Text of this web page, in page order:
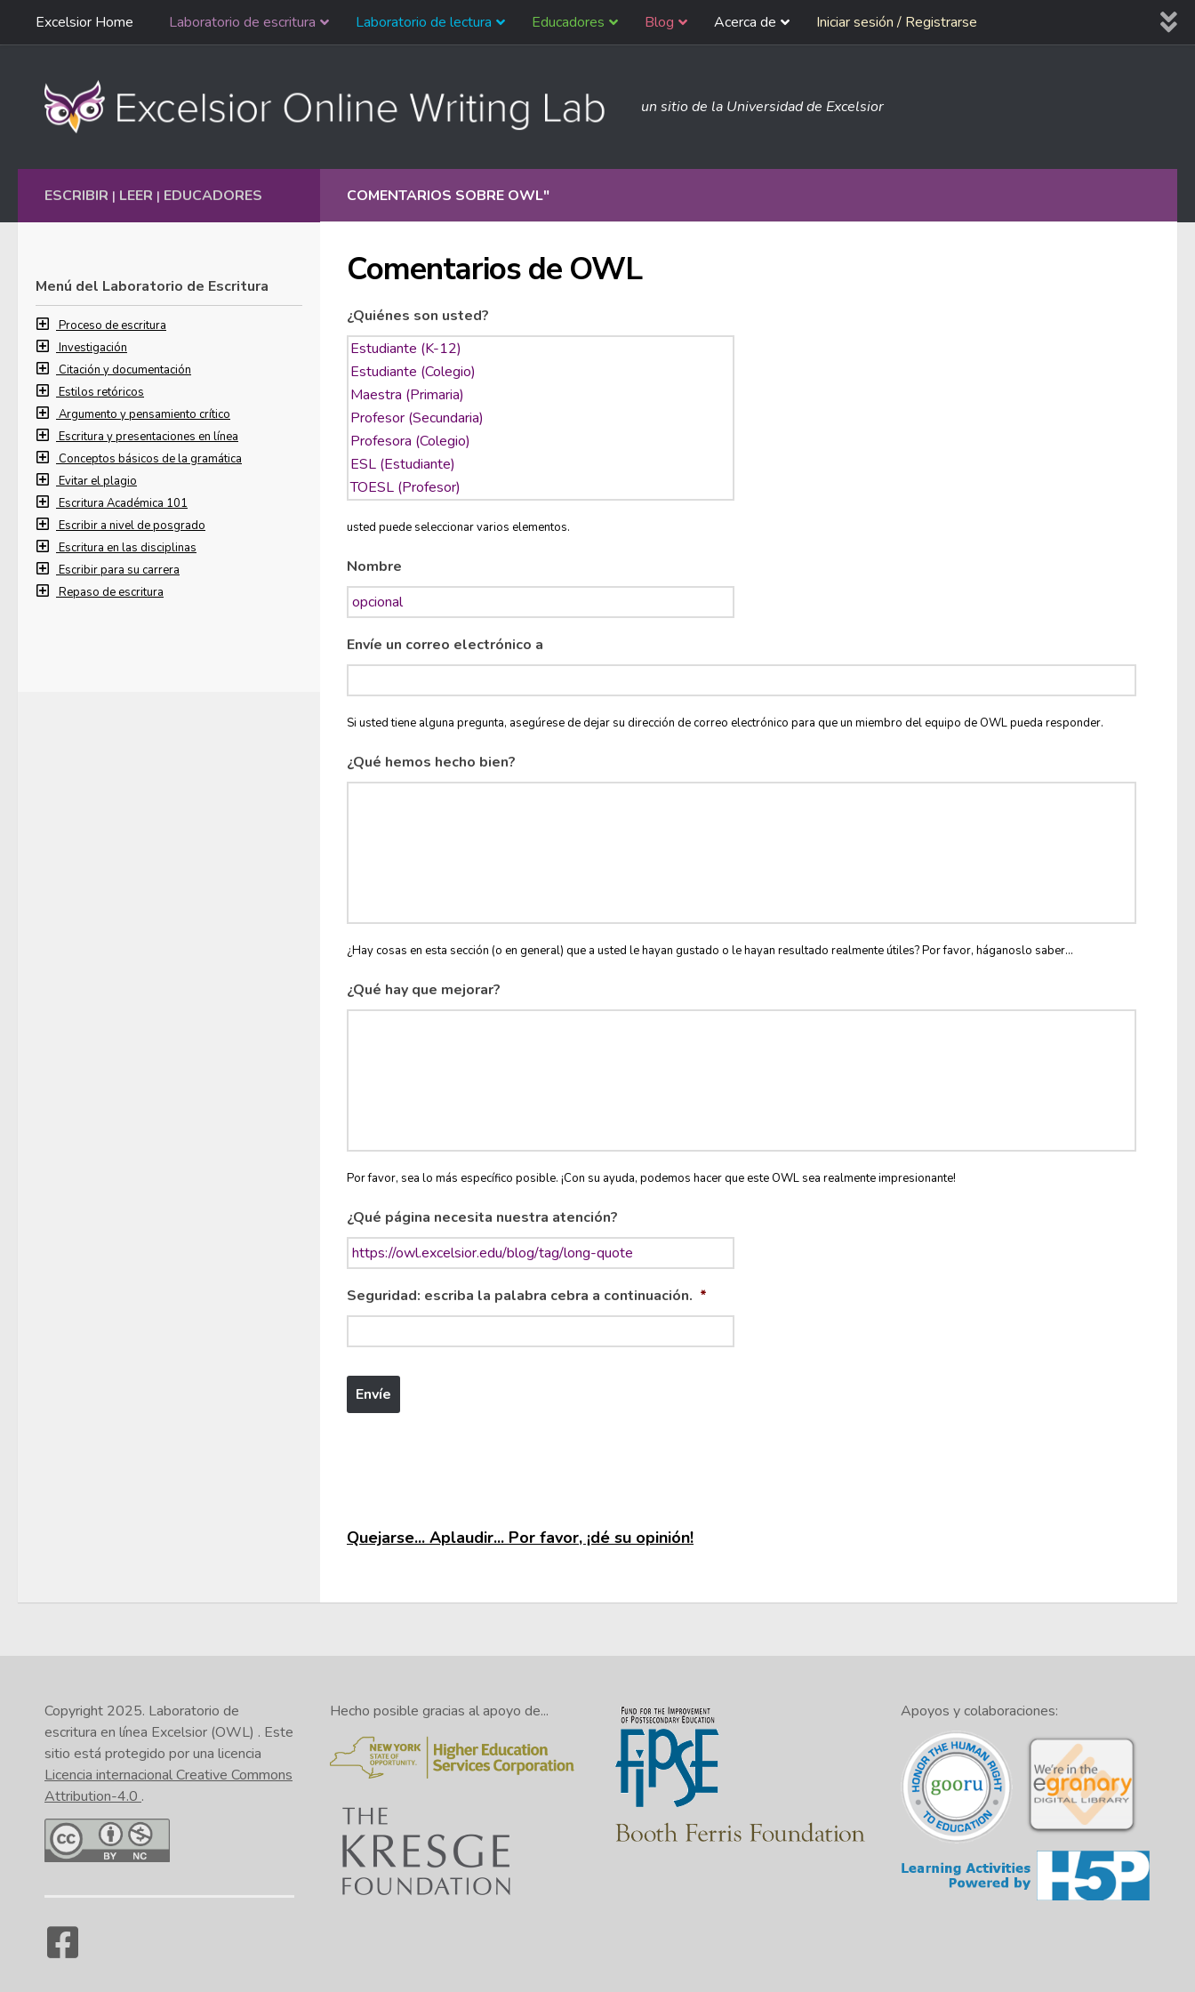
Ir al contenido
navegación
Excelsior Home Laboratorio de escritura Laboratorio de lectura Educadores Blog Acerca de Iniciar sesión / Registrarse
un sitio de la Universidad de Excelsior
COMENTARIOS SOBRE OWL"
Comentarios de OWL
¿Quiénes son usted?
usted puede seleccionar varios elementos.
Nombre
Envíe un correo electrónico a
Si usted tiene alguna pregunta, asegúrese de dejar su dirección de correo electrónico para que un miembro del equipo de OWL pueda responder.
¿Qué hemos hecho bien?
¿Hay cosas en esta sección (o en general) que a usted le hayan gustado o le hayan resultado realmente útiles? Por favor, háganoslo saber...
¿Qué hay que mejorar?
Por favor, sea lo más específico posible. ¡Con su ayuda, podemos hacer que este OWL sea realmente impresionante!
¿Qué página necesita nuestra atención?
Seguridad: escriba la palabra cebra a continuación. *
Quejarse... Aplaudir... Por favor, ¡dé su opinión!
ESCRIBIR | LEER | EDUCADORES
Menú del Laboratorio de Escritura
Proceso de escritura
Investigación
Citación y documentación
Estilos retóricos
Argumento y pensamiento crítico
Escritura y presentaciones en línea
Conceptos básicos de la gramática
Evitar el plagio
Escritura Académica 101
Escribir a nivel de posgrado
Escritura en las disciplinas
Escribir para su carrera
Repaso de escritura
Copyright 2025. Laboratorio de
escritura en línea Excelsior (OWL) . Este
sitio está protegido por una licencia
Licencia internacional Creative Commons
Attribution-4.0 .
Hecho posible gracias al apoyo de... Apoyos y colaboraciones: